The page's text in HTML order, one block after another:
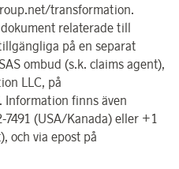
transformation.
relaterade till
på en separat
ombud (s.k. claims agent),
LLC, på
finns även
(USA/Kanada) eller +1
och via epost på